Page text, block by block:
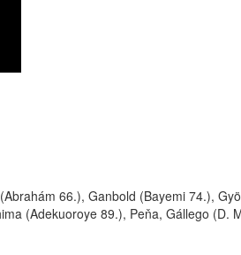
66.), Ganbold (Bayemi 74.),
(Adekuoroye 89.), Peňa, Gállego (D.